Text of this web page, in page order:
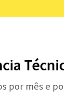
por mês e